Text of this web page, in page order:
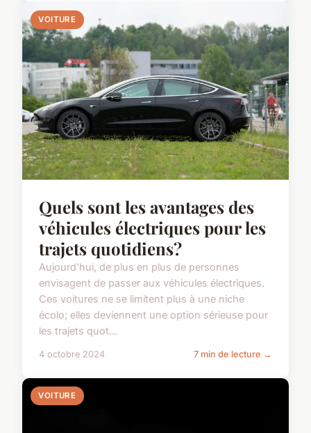
VOITURE
Quels sont les avantages des
véhicules électriques pour les
trajets quotidiens?
Aujourd'hui, de plus en plus de personnes
envisagent de passer aux véhicules électriques.
Ces voitures ne se limitent plus à une niche
écolo; elles deviennent une option sérieuse pour
les trajets quot...
4 octobre 2024 7 min de lecture →
VOITURE